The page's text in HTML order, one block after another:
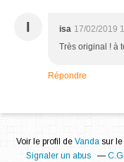
I isa 17/02/2019
Très original ! à
Répondre
Voir le profil de Vandasur le
Signaler un abus